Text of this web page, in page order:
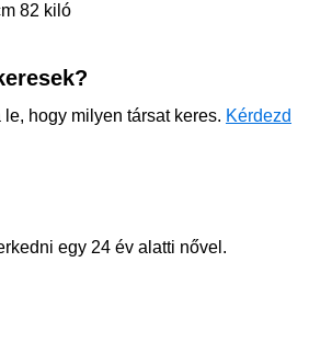
82 kiló
le, hogy milyen társat keres. Kérdezd
egy 24 év alatti nővel.